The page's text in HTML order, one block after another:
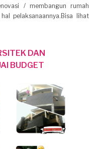
/ membangun rumah
pelaksanaannya.Bisa lihat
DAN
BUDGET